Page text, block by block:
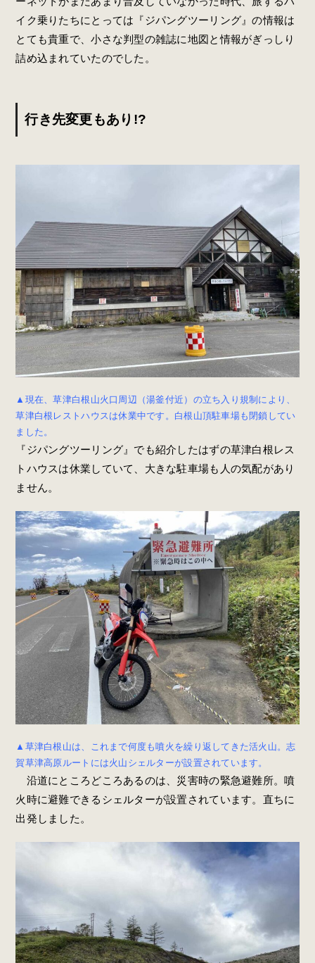
イク乗りたちにとっては『ジパングツーリング』の情報は
とても貴重で、小さな判型の雑誌に地図と情報がぎっしり
詰め込まれていたのでした。
行き先変更もあり!?
▲現在、草津白根山火口周辺（湯釜付近）の立ち入り規制により、
草津白根レストハウスは休業中です。白根山頂駐車場も閉鎖してい
ました。
『ジパングツーリング』でも紹介したはずの草津白根レス
トハウスは休業していて、大きな駐車場も人の気配があり
ません。
▲草津白根山は、これまで何度も噴火を繰り返してきた活火山。志
賀草津高原ルートには火山シェルターが設置されています。
沿道にところどころあるのは、災害時の緊急避難所。噴
火時に避難できるシェルターが設置されています。直ちに
出発しました。